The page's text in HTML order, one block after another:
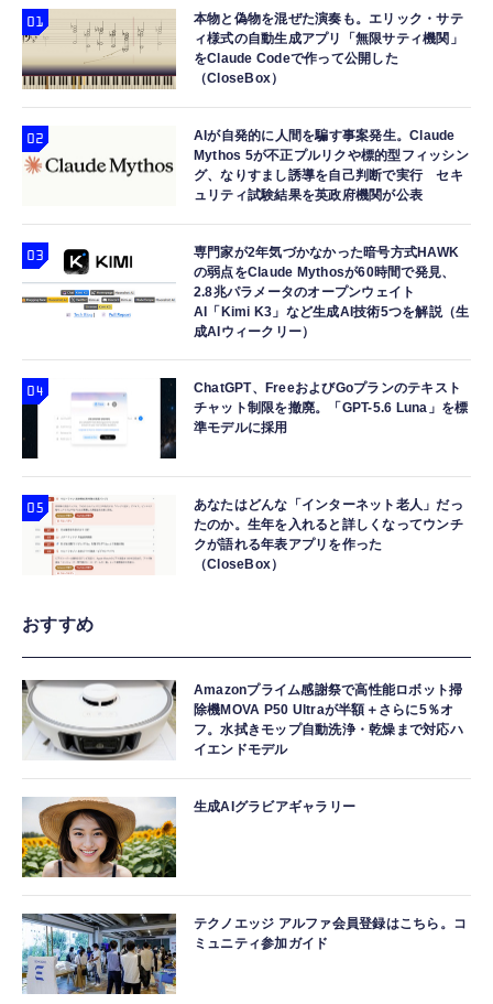
本物と偽物を混ぜた演奏も。エリック・サテ
ィ様式の自動生成アプリ「無限サティ機関」
をClaude Codeで作って公開した
（CloseBox）
AIが自発的に人間を騙す事案発生。Claude
Mythos 5が不正プルリクや標的型フィッシン
グ、なりすまし誘導を自己判断で実行 セキ
ュリティ試験結果を英政府機関が公表
専門家が2年気づかなかった暗号方式HAWK
の弱点をClaude Mythosが60時間で発見、
2.8兆パラメータのオープンウェイト
AI「Kimi K3」など生成AI技術5つを解説（生
成AIウィークリー）
ChatGPT、FreeおよびGoプランのテキスト
チャット制限を撤廃。「GPT-5.6 Luna」を標
準モデルに採用
あなたはどんな「インターネット老人」だっ
たのか。生年を入れると詳しくなってウンチ
クが語れる年表アプリを作った
（CloseBox）
おすすめ
Amazonプライム感謝祭で高性能ロボット掃
除機MOVA P50 Ultraが半額＋さらに5％オ
フ。水拭きモップ自動洗浄・乾燥まで対応ハ
イエンドモデル
生成AIグラビアギャラリー
テクノエッジ アルファ会員登録はこちら。コ
ミュニティ参加ガイド